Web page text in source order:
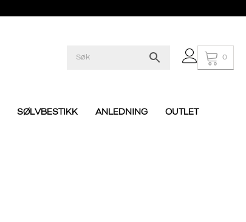
0
SØLVBESTIKK ANLEDNING
OUTLET